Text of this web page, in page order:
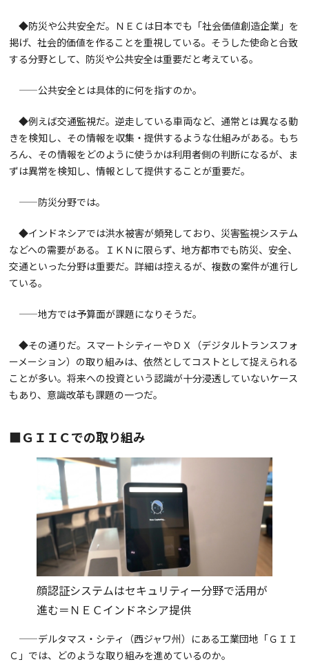
◆防災や公共安全だ。ＮＥＣは日本でも「社会価値創造企業」を
掲げ、社会的価値を作ることを重視している。そうした使命と合致
する分野として、防災や公共安全は重要だと考えている。
——公共安全とは具体的に何を指すのか。
◆例えば交通監視だ。逆走している車両など、通常とは異なる動
きを検知し、その情報を収集・提供するような仕組みがある。もち
ろん、その情報をどのように使うかは利用者側の判断になるが、ま
ずは異常を検知し、情報として提供することが重要だ。
——防災分野では。
◆インドネシアでは洪水被害が頻発しており、災害監視システム
などへの需要がある。ＩＫＮに限らず、地方都市でも防災、安全、
交通といった分野は重要だ。詳細は控えるが、複数の案件が進行し
ている。
——地方では予算面が課題になりそうだ。
◆その通りだ。スマートシティーやＤＸ（デジタルトランスフォ
ーメーション）の取り組みは、依然としてコストとして捉えられる
ことが多い。将来への投資という認識が十分浸透していないケース
もあり、意識改革も課題の一つだ。
■ＧＩＩＣでの取り組み
顔認証システムはセキュリティー分野で活用が
進む＝ＮＥＣインドネシア提供
——デルタマス・シティ（西ジャワ州）にある工業団地「ＧＩＩ
Ｃ」では、どのような取り組みを進めているのか。